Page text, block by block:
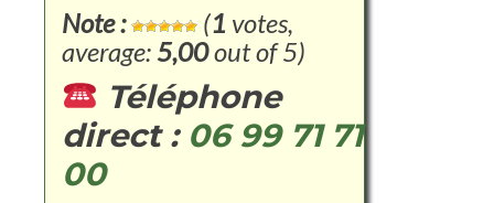
Note :
(1 votes,
average: 5,00out of 5)
Téléphone
direct : 06 99 71 71
00